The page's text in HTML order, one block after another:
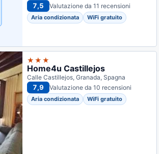
7,5 Valutazione da 11 recensioni
Aria condizionata WiFi gratuito
★★★
Home4u Castillejos
Calle Castillejos, Granada, Spagna
7,9 Valutazione da 10 recensioni
Aria condizionata WiFi gratuito